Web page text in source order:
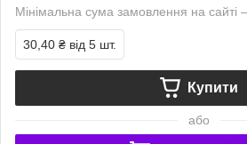
Мінімальна сума замовлення на сайті
30,40 ₴ від 5 шт.
Купити
або